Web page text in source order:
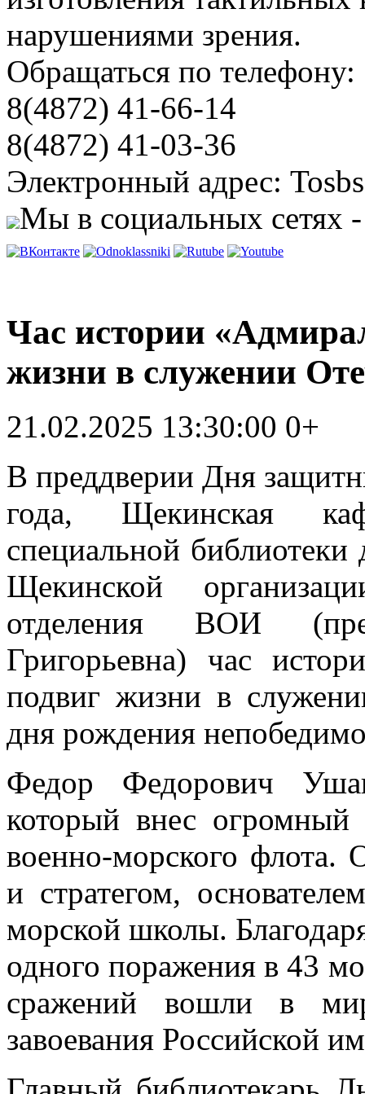
нарушениями зрения.
Обращаться по телефону:
8(4872) 41-66-14
8(4872) 41-03-36
Электронный адрес:
Мы в социальных сетях
Час истории
жизни в служении
21.02.2025 13:30:00 0+
В преддверии Дня
года, Щекинская
специальной
Щекинской
отделения ВОИ
Григорьевна) час
подвиг жизни в
дня рождения
Федор Федорович
который внес огромный
военно-морского
и стратегом,
морской школы.
одного поражения в 43
сражений вошли в
завоевания Российской